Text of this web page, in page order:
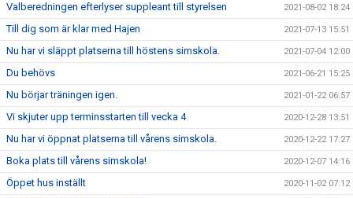
Valberedningen efterlyser suppleant till styrelsen 2021-08-02 18:24
Till dig som är klar med Hajen 2021-07-13 15:51
Nu har vi släppt platserna till höstens simskola. 2021-07-04 12:00
Du behövs 2021-06-21 15:25
Nu börjar träningen igen. 2021-01-22 06:57
Vi skjuter upp terminsstarten till vecka 4 2020-12-28 13:51
Nu har vi öppnat platserna till vårens simskola. 2020-12-22 17:27
Boka plats till vårens simskola! 2020-12-07 14:16
Öppet hus inställt 2020-11-02 07:12